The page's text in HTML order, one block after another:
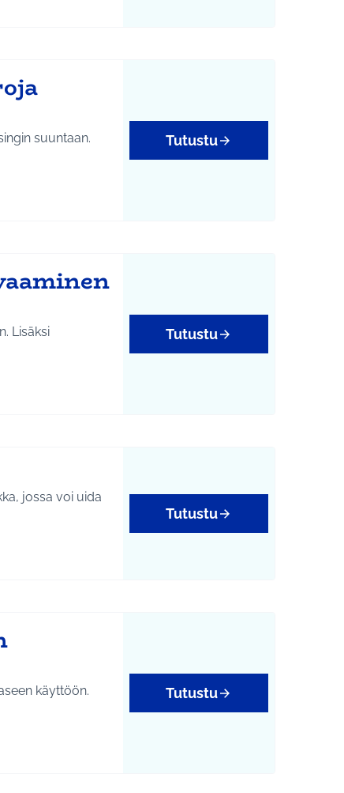
suuntaan.
Tutustu
Lisäksi
Tutustu
jossa voi uida
Tutustu
käyttöön.
Tutustu